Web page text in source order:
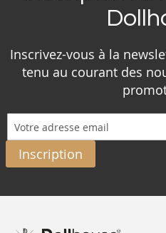
Inscrivez-vous à la
tenu au courant des
Inscription